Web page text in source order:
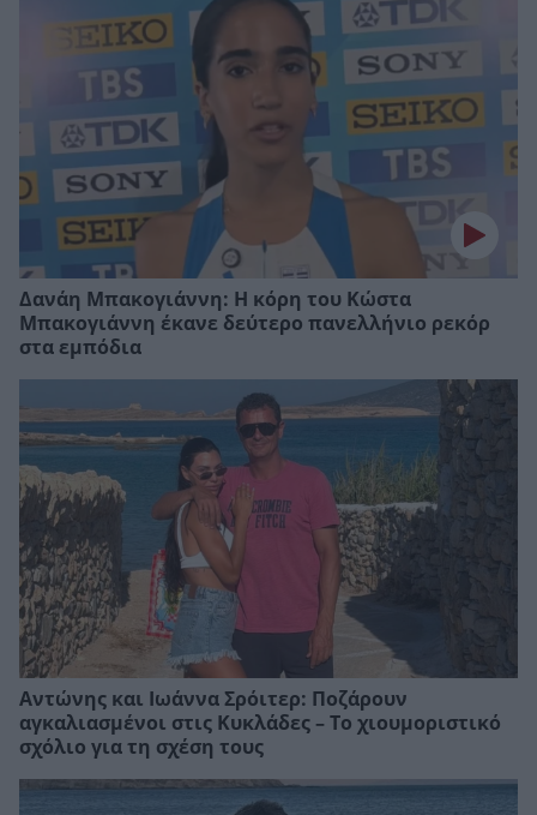
Δανάη Μπακογιάννη: Η κόρη του Κώστα
Μπακογιάννη έκανε δεύτερο πανελλήνιο ρεκόρ
στα εμπόδια
Αντώνης και Ιωάννα Σρόιτερ: Ποζάρουν
αγκαλιασμένοι στις Κυκλάδες – Το χιουμοριστικό
σχόλιο για τη σχέση τους